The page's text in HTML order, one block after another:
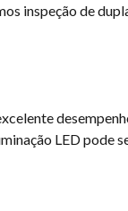
inspeção de
LED pode